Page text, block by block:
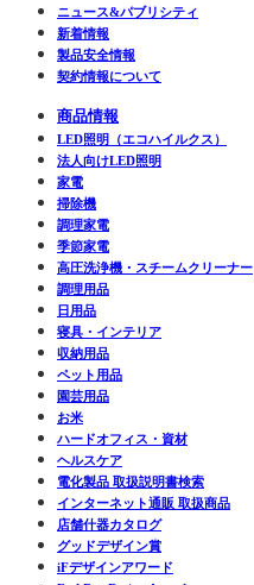
ニュース&パブリシティ
新着情報
製品安全情報
契約情報について
商品情報
LED照明（エコハイルクス）
法人向けLED照明
家電
掃除機
調理家電
季節家電
高圧洗浄機・スチームクリーナー
調理用品
日用品
寝具・インテリア
収納用品
ペット用品
園芸用品
お米
ハードオフィス・資材
ヘルスケア
電化製品 取扱説明書検索
インターネット通販 取扱商品
店舗什器カタログ
グッドデザイン賞
iFデザインアワード